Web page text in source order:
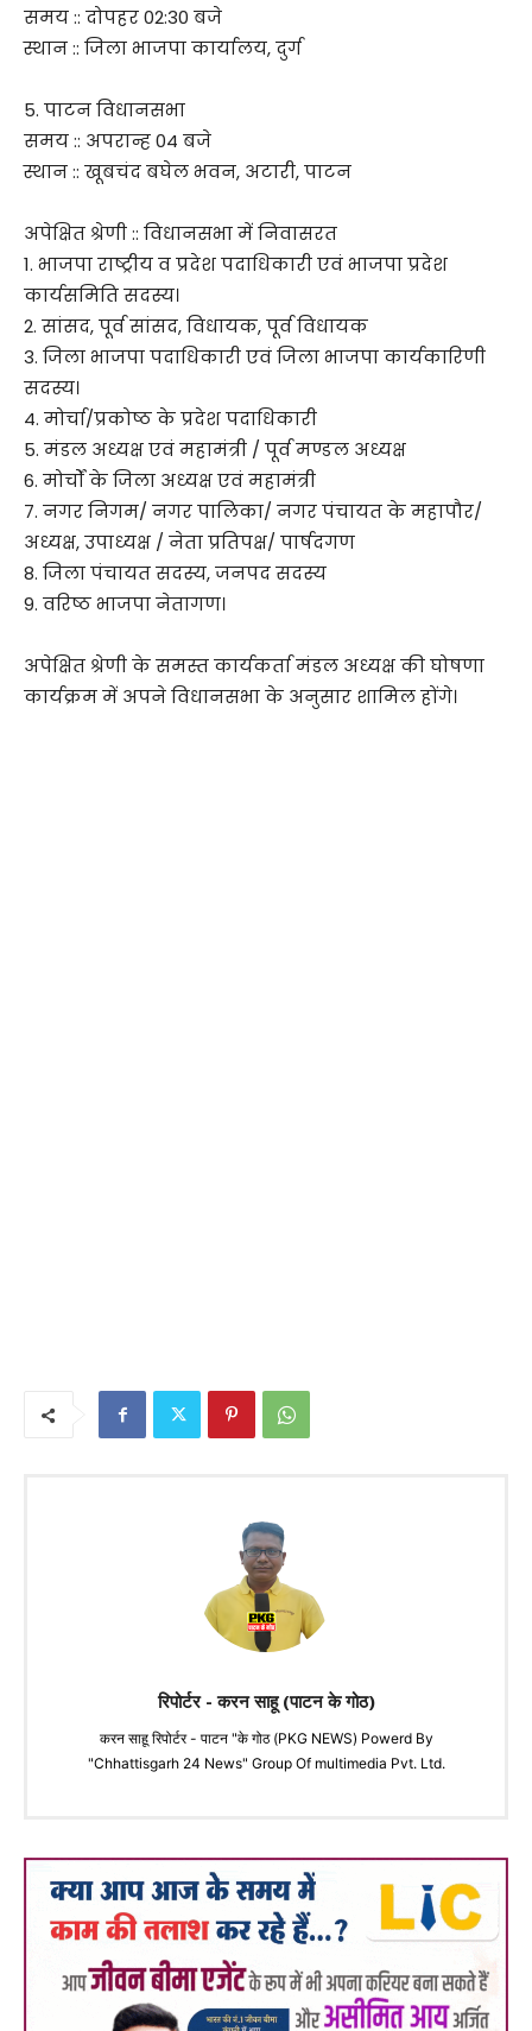
समय :: दोपहर 02:30 बजे
स्थान :: जिला भाजपा कार्यालय, दुर्ग
5. पाटन विधानसभा
समय :: अपरान्ह 04 बजे
स्थान :: खूबचंद बघेल भवन, अटारी, पाटन
अपेक्षित श्रेणी :: विधानसभा में निवासरत
1. भाजपा राष्ट्रीय व प्रदेश पदाधिकारी एवं भाजपा प्रदेश
कार्यसमिति सदस्य।
2. सांसद, पूर्व सांसद, विधायक, पूर्व विधायक
3. जिला भाजपा पदाधिकारी एवं जिला भाजपा कार्यकारिणी
सदस्य।
4. मोर्चा/प्रकोष्ठ के प्रदेश पदाधिकारी
5. मंडल अध्यक्ष एवं महामंत्री / पूर्व मण्डल अध्यक्ष
6. मोर्चों के जिला अध्यक्ष एवं महामंत्री
7. नगर निगम/ नगर पालिका/ नगर पंचायत के महापौर/
अध्यक्ष, उपाध्यक्ष / नेता प्रतिपक्ष/ पार्षदगण
8. जिला पंचायत सदस्य, जनपद सदस्य
9. वरिष्ठ भाजपा नेतागण।
अपेक्षित श्रेणी के समस्त कार्यकर्ता मंडल अध्यक्ष की घोषणा
कार्यक्रम में अपने विधानसभा के अनुसार शामिल होंगे।
रिपोर्टर - करन साहू (पाटन के गोठ)
करन साहू रिपोर्टर - पाटन "के गोठ (PKG NEWS) Powerd By
"Chhattisgarh 24 News" Group Of multimedia Pvt. Ltd.